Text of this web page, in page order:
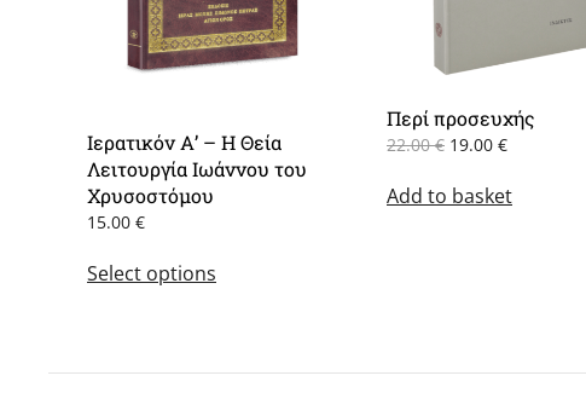
Ιερατικόν Α’ – Η Θεία
Λειτουργία Ιωάννου του
Χρυσοστόμου
15.00 €
Select optionsproduct
Περί προσευχής
22.00€ Original
was:
19.00 €Current
is:
Add to basket